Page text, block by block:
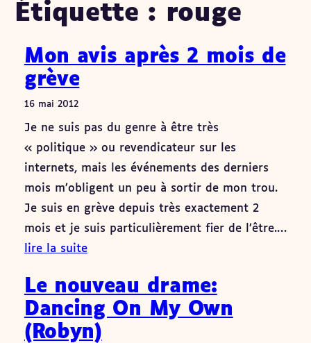
Étiquette : rouge
Mon avis après 2 mois de
grève
16 mai 2012
Je ne suis pas du genre à être très
« politique » ou revendicateur sur les
internets, mais les événements des derniers
mois m’obligent un peu à sortir de mon trou.
Je suis en grève depuis très exactement 2
mois et je suis particulièrement fier de l’être.…
lire la suite
Le nouveau drame:
Dancing On My Own
(Robyn)